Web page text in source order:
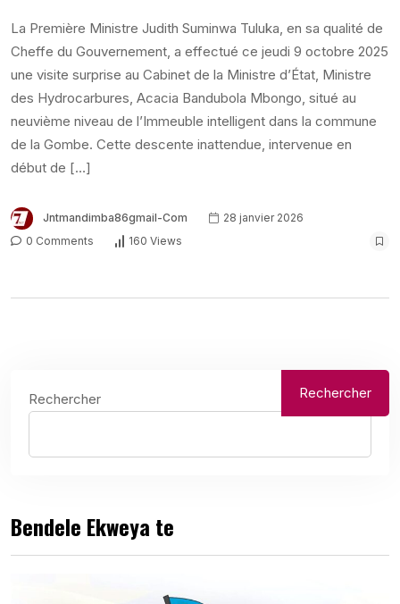
La Première Ministre Judith Suminwa Tuluka, en sa qualité de
Cheffe du Gouvernement, a effectué ce jeudi 9 octobre 2025
une visite surprise au Cabinet de la Ministre d’État, Ministre
des Hydrocarbures, Acacia Bandubola Mbongo, situé au
neuvième niveau de l’Immeuble intelligent dans la commune
de la Gombe. Cette descente inattendue, intervenue en
début de […]
Jntmandimba86gmail-Com
28 janvier 2026
0 Comments
160 Views
Rechercher Rechercher
Bendele Ekweya te